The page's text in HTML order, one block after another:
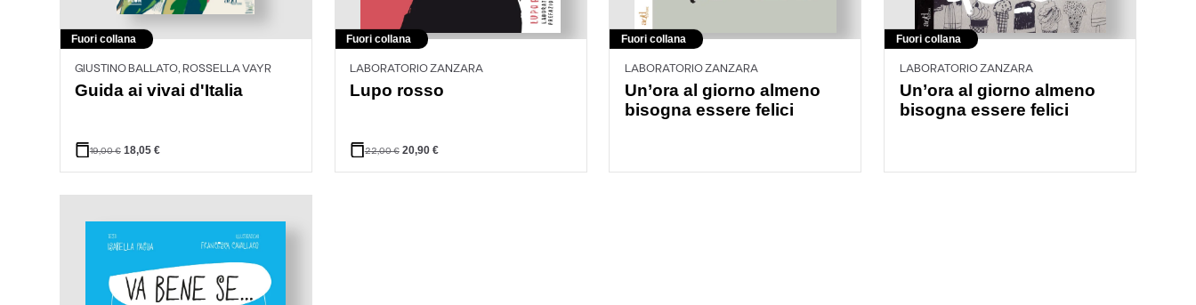
Fuori collana
GIUSTINO BALLATO, ROSSELLA VAYR
Guida ai vivai d'Italia
19,00€ 18,05 €
Fuori collana
LABORATORIO ZANZARA
Lupo rosso
22,00€ 20,90 €
Fuori collana
LABORATORIO ZANZARA
Un’ora al giorno almeno
bisogna essere felici
Fuori collana
LABORATORIO ZANZARA
Un’ora al giorno almeno
bisogna essere felici